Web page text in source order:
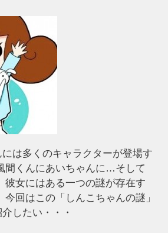
は多くのキャラクターが登場す
間くんにあいちゃんに…そして
彼女にはある一つの謎が存在す
回はこの「しんこちゃんの謎」
したい・・・